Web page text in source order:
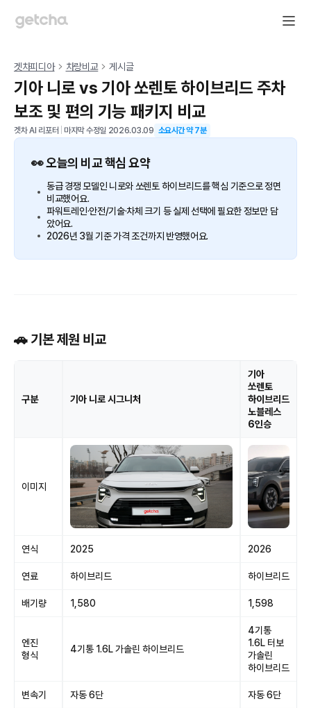
겟차피디아 차량비교 게시글
기아 니로 vs 기아 쏘렌토 하이브리드 주차
보조 및 편의 기능 패키지 비교
겟차 AI 리포터 마지막 수정일 2026.03.09 소요시간 약7분
👀 오늘의 비교 핵심 요약
동급 경쟁 모델인 니로와 쏘렌토 하이브리드를 핵심 기준으로 정면
비교했어요.
파워트레인·안전/기술·차체 크기 등 실제 선택에 필요한 정보만 담
았어요.
2026년 3월 기준 가격 조건까지 반영했어요.
🚗 기본 제원 비교
구분 기아 니로 시그니처
기아
쏘렌토
하이브리드
노블레스
6인승
이미지
연식 2025 2026
연료 하이브리드 하이브리드
배기량 1,580 1,598
엔진
형식
4기통 1.6L 가솔린 하이브리드
4기통
1.6L 터보
가솔린
하이브리드
변속기 자동 6단 자동 6단